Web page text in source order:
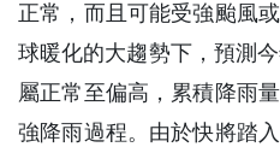
正常，而且可能受強颱風
球暖化的大趨勢下，預測
屬正常至偏高，累積降雨
強降雨過程。由於快將踏